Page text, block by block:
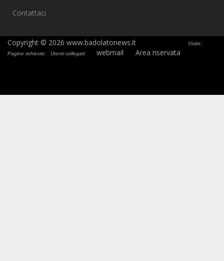
Contattaci
Copyright © 2026 www.badolatonews.it
Visite:
Pagine richieste: Utenti collegati: webmail Area riservata